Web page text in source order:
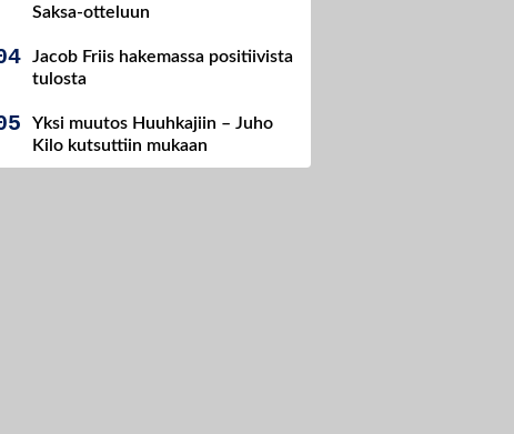
Saksa-otteluun
Jacob Friis hakemassa positiivista
tulosta
Yksi muutos Huuhkajiin – Juho
Kilo kutsuttiin mukaan